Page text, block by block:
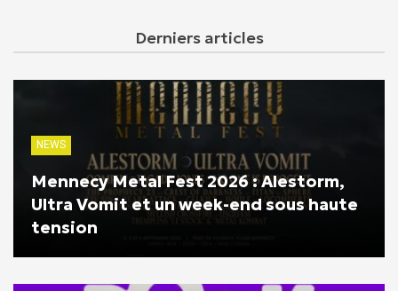
Derniers articles
NEWS
Mennecy Metal Fest 2026 : Alestorm,
Ultra Vomit et un week-end sous haute
tension